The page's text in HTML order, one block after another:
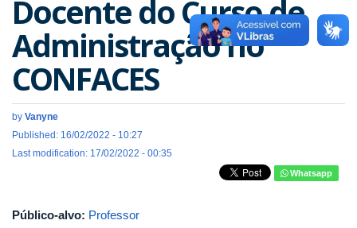
Docente do Curso de
Administração no
CONFACES
by Vanyne
Published: 16/02/2022 - 10:27
Last modification: 17/02/2022 - 00:35
Whatsapp
Público-alvo: Professor